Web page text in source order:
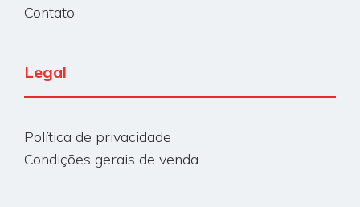
Contato
Legal
Política de privacidade
Condições gerais de venda